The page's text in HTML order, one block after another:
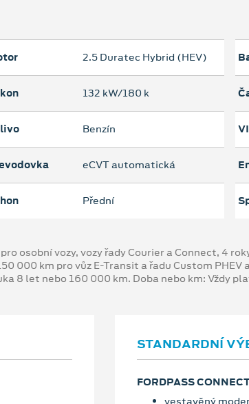
2.5 Duratec Hybrid (HEV)
132 kW/180 k
Benzín
eCVT automatická
Přední
osobní vozy, vozy řady Courier a Connect, 4
000 km pro vůz E-Transit a řadu Custom PHEV
8 let nebo 160 000 km. Doba nebo km: Vždy
STANDARDNÍ
FORDPASS
vestavěný